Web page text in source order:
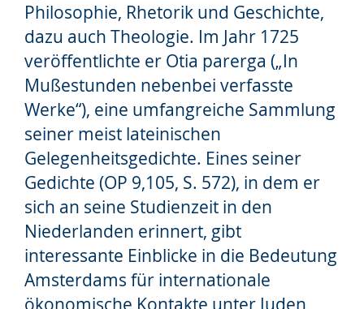
Philosophie, Rhetorik und Geschichte,
dazu auch Theologie. Im Jahr 1725
veröffentlichte er Otia parerga („In
Mußestunden nebenbei verfasste
Werke“), eine umfangreiche Sammlung
seiner meist lateinischen
Gelegenheitsgedichte. Eines seiner
Gedichte (OP 9,105, S. 572), in dem er
sich an seine Studienzeit in den
Niederlanden erinnert, gibt
interessante Einblicke in die Bedeutung
Amsterdams für internationale
ökonomische Kontakte unter Juden